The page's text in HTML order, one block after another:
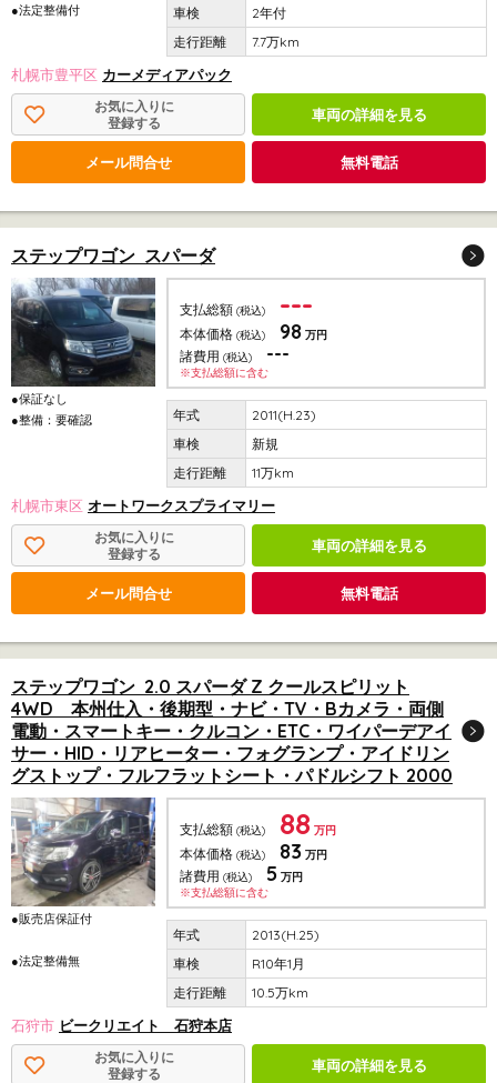
●法定整備付
2年付
7.7万km
札幌市豊平区 カーメディアパック
お気に入りに
登録する
車両の詳細を見る
メール問合せ 無料電話
ステップワゴン スパーダ
●保証なし
●整備：要確認
支払総額 (税込) ---
本体価格 (税込) 98 万円
諸費用 (税込) ---
※支払総額に含む
2011(H.23)
新規
11万km
札幌市東区 オートワークスプライマリー
お気に入りに
登録する
車両の詳細を見る
メール問合せ 無料電話
ステップワゴン 2.0 スパーダ Z クールスピリット
4WD 本州仕入・後期型・ナビ・TV・Bカメラ・両側
電動・スマートキー・クルコン・ETC・ワイパーデアイ
サー・HID・リアヒーター・フォグランプ・アイドリン
グストップ・フルフラットシート・パドルシフト 2000
●販売店保証付
●法定整備無
支払総額 (税込) 88 万円
本体価格 (税込) 83 万円
諸費用 (税込) 5 万円
※支払総額に含む
2013(H.25)
R10年1月
10.5万km
石狩市 ビークリエイト 石狩本店
お気に入りに
登録する
車両の詳細を見る